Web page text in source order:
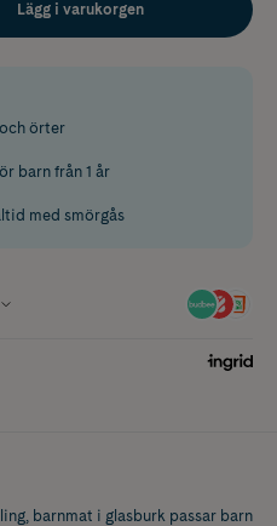
Lägg i varukorgen
örter
barn från 1 år
med smörgås
barnmat i glasburk passar barn